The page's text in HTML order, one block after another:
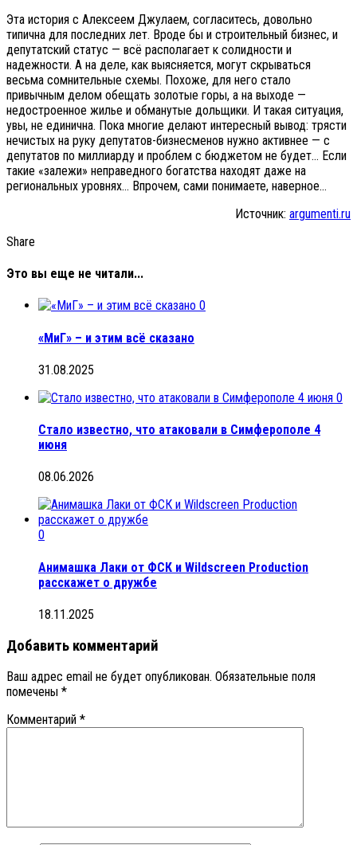
Эта история с Алексеем Джулаем, согласитесь, довольно
типична для последних лет. Вроде бы и строительный бизнес, и
депутатский статус — всё располагает к солидности и
надежности. А на деле, как выясняется, могут скрываться
весьма сомнительные схемы. Похоже, для него стало
привычным делом обещать золотые горы, а на выходе —
недостроенное жилье и обманутые дольщики. И такая ситуация,
увы, не единична. Пока многие делают интересный вывод: трясти
нечистых на руку депутатов-бизнесменов нужно активнее — с
депутатов по миллиарду и проблем с бюджетом не будет… Если
такие «залежи» неправедного богатства находят даже на
региональных уровнях… Впрочем, сами понимаете, наверное…
Источник: argumenti.ru
Share
Это вы еще не читали...
0
«МиГ» – и этим всё сказано
31.08.2025
0
Стало известно, что атаковали в Симферополе 4
июня
08.06.2026
0
Анимашка Лаки от ФСК и Wildscreen Production
расскажет о дружбе
18.11.2025
Добавить комментарий
Ваш адрес email не будет опубликован. Обязательные поля
помечены *
Комментарий *